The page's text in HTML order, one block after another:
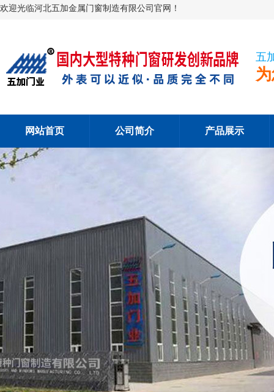
欢迎光临河北五加金属门窗制造有限公司官网！
五
网站首页 公司简介 产品展示